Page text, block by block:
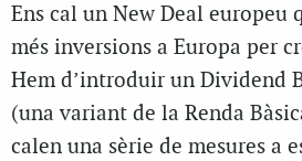
Ens cal un New Deal europeu
més inversions a Europa per
Hem d’introduir un Dividend
(una variant de la Renda
calen una sèrie de mesures a